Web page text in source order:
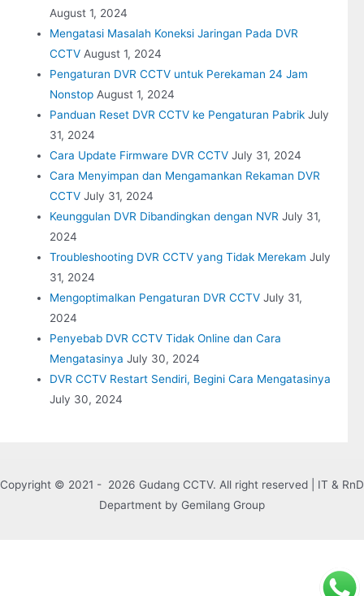
August 1, 2024
Mengatasi Masalah Koneksi Jaringan Pada DVR
CCTV August 1, 2024
Pengaturan DVR CCTV untuk Perekaman 24 Jam
Nonstop August 1, 2024
Panduan Reset DVR CCTV ke Pengaturan Pabrik July
31, 2024
Cara Update Firmware DVR CCTV July 31, 2024
Cara Menyimpan dan Mengamankan Rekaman DVR
CCTV July 31, 2024
Keunggulan DVR Dibandingkan dengan NVR July 31,
2024
Troubleshooting DVR CCTV yang Tidak Merekam July
31, 2024
Mengoptimalkan Pengaturan DVR CCTV July 31,
2024
Penyebab DVR CCTV Tidak Online dan Cara
Mengatasinya July 30, 2024
DVR CCTV Restart Sendiri, Begini Cara Mengatasinya
July 30, 2024
Copyright © 2021 - 2026 Gudang CCTV. All right reserved | IT & RnD
Department by Gemilang Group